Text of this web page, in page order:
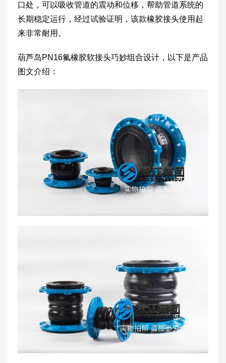
口处，可以吸收管道的震动和位移，帮助管道系统的
长期稳定运行，经过试验证明，该款橡胶接头使用起
来非常耐用。
葫芦岛PN16氟橡胶软接头巧妙组合设计，以下是产品
图文介绍：